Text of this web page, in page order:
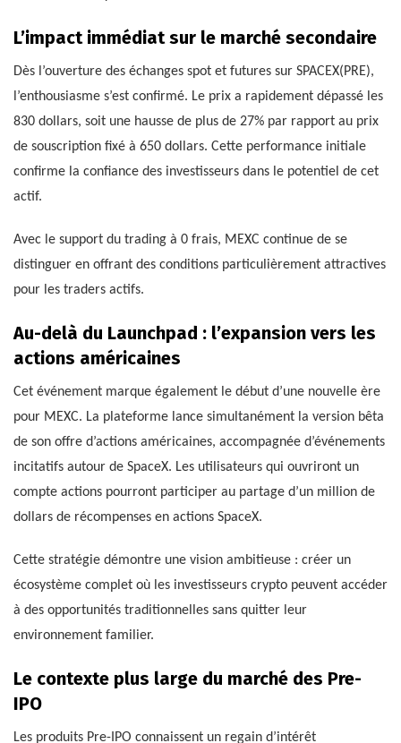
L’impact immédiat sur le marché secondaire
Dès l’ouverture des échanges spot et futures sur SPACEX(PRE),
l’enthousiasme s’est confirmé. Le prix a rapidement dépassé les
830 dollars, soit une hausse de plus de 27% par rapport au prix
de souscription fixé à 650 dollars. Cette performance initiale
confirme la confiance des investisseurs dans le potentiel de cet
actif.
Avec le support du trading à 0 frais, MEXC continue de se
distinguer en offrant des conditions particulièrement attractives
pour les traders actifs.
Au-delà du Launchpad : l’expansion vers les
actions américaines
Cet événement marque également le début d’une nouvelle ère
pour MEXC. La plateforme lance simultanément la version bêta
de son offre d’actions américaines, accompagnée d’événements
incitatifs autour de SpaceX. Les utilisateurs qui ouvriront un
compte actions pourront participer au partage d’un million de
dollars de récompenses en actions SpaceX.
Cette stratégie démontre une vision ambitieuse : créer un
écosystème complet où les investisseurs crypto peuvent accéder
à des opportunités traditionnelles sans quitter leur
environnement familier.
Le contexte plus large du marché des Pre-
IPO
Les produits Pre-IPO connaissent un regain d’intérêt